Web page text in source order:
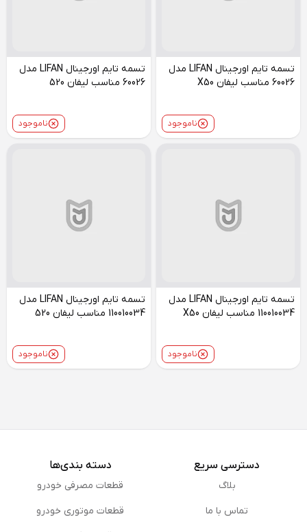
تسمه تایم اورجینال LIFAN مدل
60026 مناسب لیفان X50
ناموجود
تسمه تایم اورجینال LIFAN مدل
60026 مناسب لیفان 520
ناموجود
تسمه تایم اورجینال LIFAN مدل
110010034 مناسب لیفان X50
ناموجود
تسمه تایم اورجینال LIFAN مدل
110010034 مناسب لیفان 520
ناموجود نمایش بیشتر
دسترسی سریع
بلاگ
تماس با ما
دسته بندی‌ها
قطعات مصرفی خودرو
قطعات موتوری خودرو